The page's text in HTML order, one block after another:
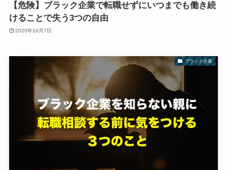
【危険】ブラック企業で転職せずにいつまでも働き続
けることで失う3つの自由
2020年10月7日
ブラック企業